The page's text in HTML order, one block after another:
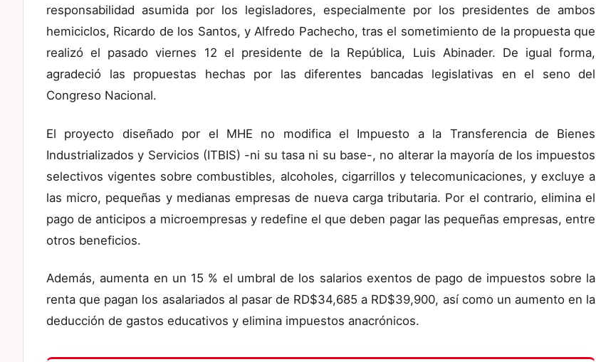
responsabilidad asumida por los legisladores, especialmente por los presidentes de ambos
hemiciclos, Ricardo de los Santos, y Alfredo Pachecho, tras el sometimiento de la propuesta que
realizó el pasado viernes 12 el presidente de la República, Luis Abinader. De igual forma,
agradeció las propuestas hechas por las diferentes bancadas legislativas en el seno del
Congreso Nacional.
El proyecto diseñado por el MHE no modifica el Impuesto a la Transferencia de Bienes
Industrializados y Servicios (ITBIS) -ni su tasa ni su base-, no alterar la mayoría de los impuestos
selectivos vigentes sobre combustibles, alcoholes, cigarrillos y telecomunicaciones, y excluye a
las micro, pequeñas y medianas empresas de nueva carga tributaria. Por el contrario, elimina el
pago de anticipos a microempresas y redefine el que deben pagar las pequeñas empresas, entre
otros beneficios.
Además, aumenta en un 15 % el umbral de los salarios exentos de pago de impuestos sobre la
renta que pagan los asalariados al pasar de RD$34,685 a RD$39,900, así como un aumento en la
deducción de gastos educativos y elimina impuestos anacrónicos.